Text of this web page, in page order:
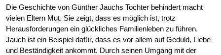
Die Geschichte von Günther Jauchs Tochter behindert macht
vielen Eltern Mut. Sie zeigt, dass es möglich ist, trotz
Herausforderungen ein glückliches Familienleben zu führen.
Jauch ist ein Beispiel dafür, dass es vor allem auf Geduld, Liebe
und Beständigkeit ankommt. Durch seinen Umgang mit der